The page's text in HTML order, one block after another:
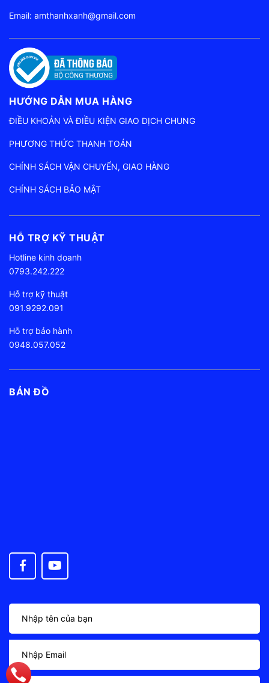
Email: amthanhxanh@gmail.com
HƯỚNG DẪN MUA HÀNG
ĐIỀU KHOẢN VÀ ĐIỀU KIỆN GIAO DỊCH CHUNG
PHƯƠNG THỨC THANH TOÁN
CHÍNH SÁCH VẬN CHUYỂN, GIAO HÀNG
CHÍNH SÁCH BẢO MẬT
HỖ TRỢ KỸ THUẬT
Hotline kinh doanh
0793.242.222
Hỗ trợ kỹ thuật
091.9292.091
Hỗ trợ bảo hành
0948.057.052
BẢN ĐỒ